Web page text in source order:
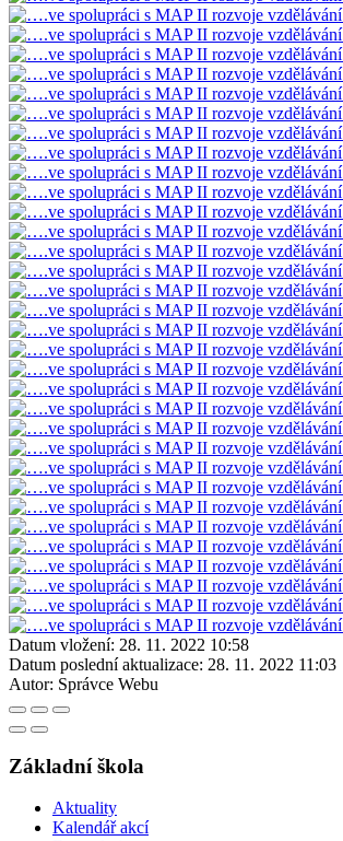
Datum vložení: 28. 11. 2022 10:58
Datum poslední aktualizace: 28. 11. 2022 11:03
Autor: Správce Webu
Základní škola
Aktuality
Kalendář akcí